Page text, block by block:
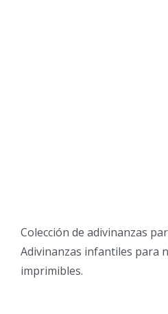
Colección de adivinanzas
Adivinanzas infantiles para
imprimibles.